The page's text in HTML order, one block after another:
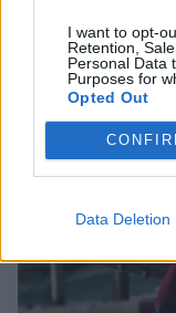
I want to opt-
Retention,
Personal Data
Purposes for
Opted Out
Data Deletion
Συγκέντρωση
πυροσβεστών
08/08/2026 17:45